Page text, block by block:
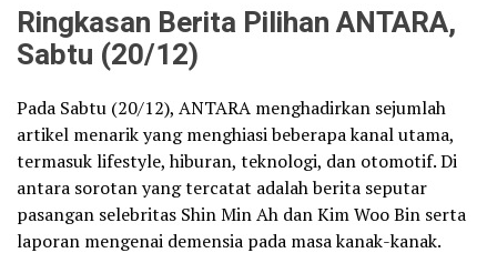
Ringkasan Berita Pilihan ANTARA,
Sabtu (20/12)
Pada Sabtu (20/12), ANTARA menghadirkan sejumlah
artikel menarik yang menghiasi beberapa kanal utama,
termasuk lifestyle, hiburan, teknologi, dan otomotif. Di
antara sorotan yang tercatat adalah berita seputar
pasangan selebritas Shin Min Ah dan Kim Woo Bin serta
laporan mengenai demensia pada masa kanak-kanak.